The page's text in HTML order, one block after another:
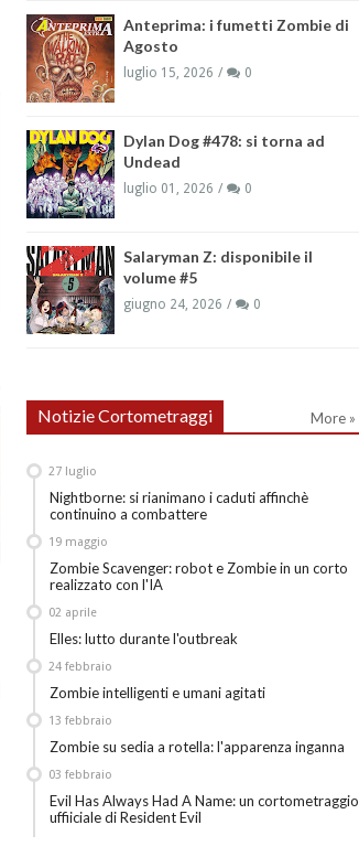
Anteprima: i fumetti Zombie di
Agosto
luglio 15, 2026 0
Dylan Dog #478: si torna ad
Undead
luglio 01, 2026 0
Salaryman Z: disponibile il
volume #5
giugno 24, 2026 0
Notizie Cortometraggi More »
Nightborne: si rianimano i caduti affinchè
continuino a combattere
27 luglio
Zombie Scavenger: robot e Zombie in un corto
realizzato con l'IA
19 maggio
Elles: lutto durante l'outbreak
02 aprile
Zombie intelligenti e umani agitati
24 febbraio
Zombie su sedia a rotella: l'apparenza inganna
13 febbraio
Evil Has Always Had A Name: un cortometraggio
uffiiciale di Resident Evil
03 febbraio